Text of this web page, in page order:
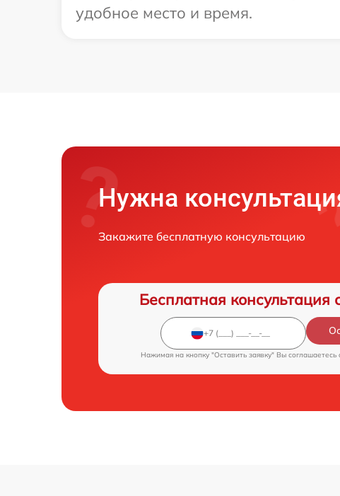
удобное место и время.
Нужна
Закажите бесплатную консультацию
Бесплатная консультация
Нажимая на кнопку "Оставить заявку" Вы соглашаетесь